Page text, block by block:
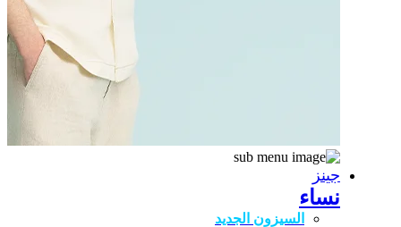
جينز
نساء
السيزون الجديد